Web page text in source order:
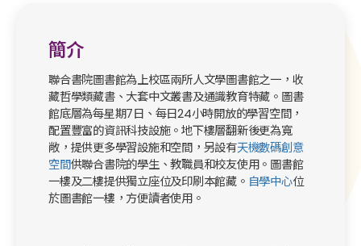
簡介
聯合書院圖書館為上校區兩所人文學圖書館之一，收
藏哲學類藏書、大套中文叢書及通識教育特藏。圖書
館底層為每星期7日、每日24小時開放的學習空間，
配置豐富的資訊科技設施。地下樓層翻新後更為寬
敞，提供更多學習設施和空間，另設有天機數碼創意
空間供聯合書院的學生、教職員和校友使用。圖書館
一樓及二樓提供獨立座位及印刷本館藏。 自學中心位
於圖書館一樓，方便讀者使用。